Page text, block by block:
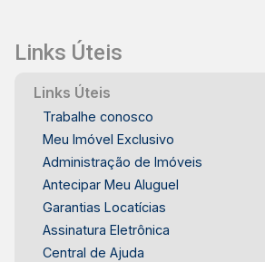
Links Úteis
Links Úteis
Trabalhe conosco
Meu Imóvel Exclusivo
Administração de Imóveis
Antecipar Meu Aluguel
Garantias Locatícias
Assinatura Eletrônica
Central de Ajuda